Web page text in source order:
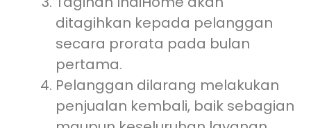
ditagihkan kepada pelanggan
secara prorata pada bulan
pertama.
Pelanggan dilarang melakukan
penjualan kembali, baik sebagian